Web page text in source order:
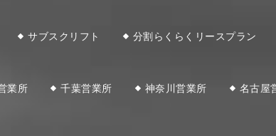
サブスクリフト 分割らくらくリースプラン
業所 千葉営業所 神奈川営業所 名古屋